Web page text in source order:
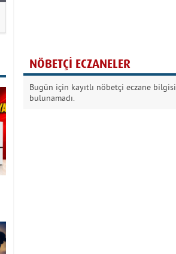
Kurban Bayramında
Dikkat!
NÖBETÇİ ECZANELER
Bugün için kayıtlı nöbetçi eczane bilgisi
bulunamadı.